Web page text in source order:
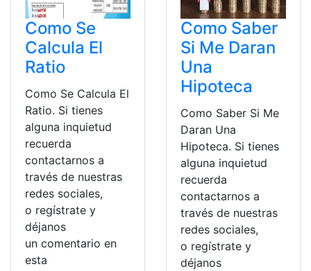
Como Se
Calcula El
Ratio
Como Se Calcula El
Ratio. Si tienes
alguna inquietud
recuerda
contactarnos a
través de nuestras
redes sociales,
o regístrate y
déjanos
un comentario en
esta
Como Saber
Si Me Daran
Una
Hipoteca
Como Saber Si Me
Daran Una
Hipoteca. Si tienes
alguna inquietud
recuerda
contactarnos a
través de nuestras
redes sociales,
o regístrate y
déjanos